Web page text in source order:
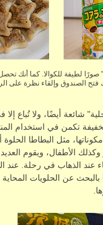
صورًا لطيفة للكوالا. كما أنك
الصندوق وإلقاء نظرة على
شائعة أيضًا، ولا تُباع
تكمن في استخدام
مثل البطاطا الحلوة
وكذلك الأطفال، ويقوم
عند الذهاب في رحلة. عند
بالبحث عن الحلويات